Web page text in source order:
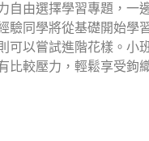
自由選擇學習專題，一
驗同學將從基礎開始學
可以嘗試進階花樣。小
比較壓力，輕鬆享受鉤